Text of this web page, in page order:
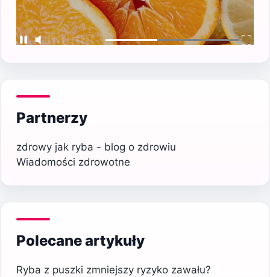
Partnerzy
zdrowy jak ryba - blog o zdrowiu
Wiadomości zdrowotne
Polecane artykuły
Ryba z puszki zmniejszy ryzyko zawału?